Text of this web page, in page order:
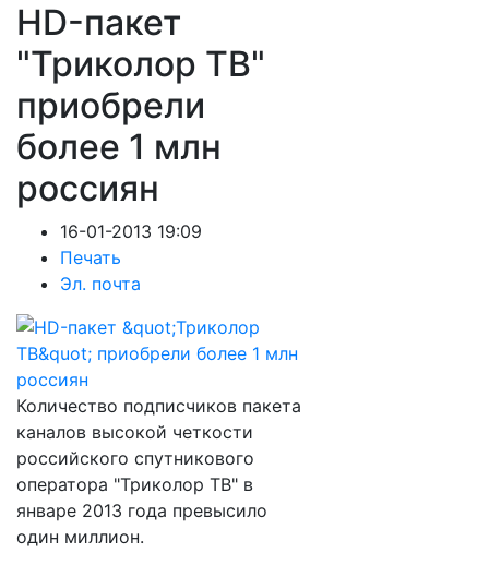
HD-пакет
"Триколор ТВ"
приобрели
более 1 млн
россиян
16-01-2013 19:09
Печать
Эл. почта
Количество подписчиков пакета
каналов высокой четкости
российского спутникового
оператора "Триколор ТВ" в
январе 2013 года превысило
один миллион.